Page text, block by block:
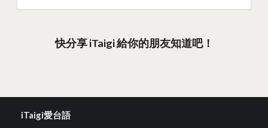
快分享 iTaigi 給你的朋友知道吧！
iTaigi愛台語